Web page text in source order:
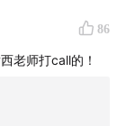
86
老师打call的！